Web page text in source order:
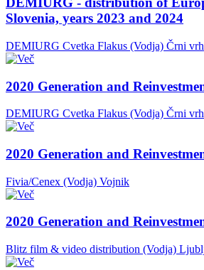
Slovenia, years 2023 and 2024
DEMIURG Cvetka Flakus (Vodja) Črni vrh
2020 Generation and
DEMIURG Cvetka Flakus (Vodja) Črni vrh
2020 Generation and
Fivia/Cenex (Vodja) Vojnik
2020 Generation and
Blitz film & video distribution (Vodja)